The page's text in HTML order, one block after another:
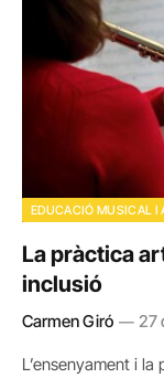
EDUCACIÓ MUSICAL I
La pràctica
inclusió
Carmen Giró 27
L’ensenyament i